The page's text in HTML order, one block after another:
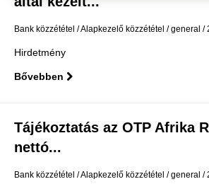
Bank közzététel Alapkezelő közzététel general
Hirdetmény
Bővebben
Tájékoztatás az OTP Afrika
nettó...
Bank közzététel Alapkezelő közzététel general